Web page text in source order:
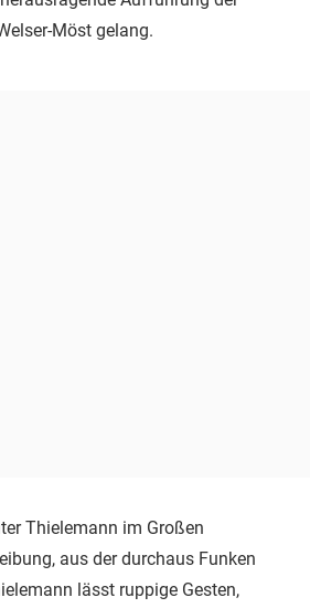
Möst gelang.
Thielemann im Großen
aus der durchaus Funken
lässt ruppige Gesten,